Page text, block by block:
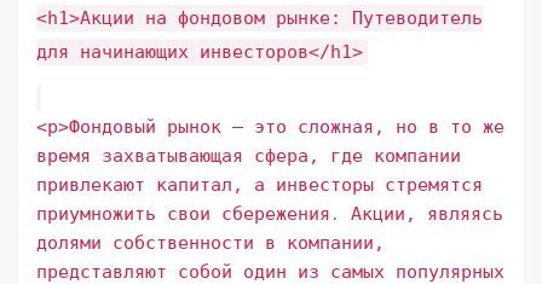
<h1>Акции на фондовом рынке: Путеводитель
для начинающих инвесторов</h1>
<p>Фондовый рынок – это сложная, но в то же
время захватывающая сфера, где компании
привлекают капитал, а инвесторы стремятся
приумножить свои сбережения․ Акции, являясь
долями собственности в компании,
представляют собой один из самых популярных